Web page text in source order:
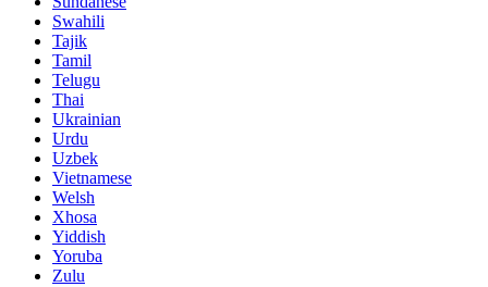
Swahili
Tajik
Tamil
Telugu
Thai
Ukrainian
Urdu
Uzbek
Vietnamese
Welsh
Xhosa
Yiddish
Yoruba
Zulu